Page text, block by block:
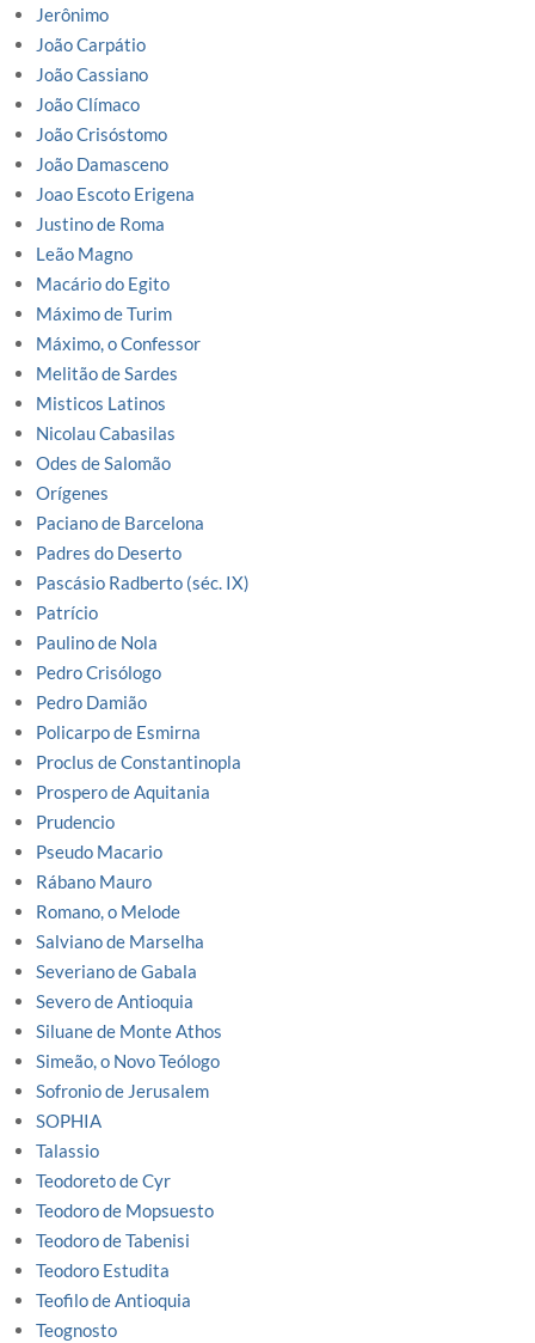
Jerônimo
João Carpátio
João Cassiano
João Clímaco
João Crisóstomo
João Damasceno
Joao Escoto Erigena
Justino de Roma
Leão Magno
Macário do Egito
Máximo de Turim
Máximo, o Confessor
Melitão de Sardes
Misticos Latinos
Nicolau Cabasilas
Odes de Salomão
Orígenes
Paciano de Barcelona
Padres do Deserto
Pascásio Radberto (séc. IX)
Patrício
Paulino de Nola
Pedro Crisólogo
Pedro Damião
Policarpo de Esmirna
Proclus de Constantinopla
Prospero de Aquitania
Prudencio
Pseudo Macario
Rábano Mauro
Romano, o Melode
Salviano de Marselha
Severiano de Gabala
Severo de Antioquia
Siluane de Monte Athos
Simeão, o Novo Teólogo
Sofronio de Jerusalem
SOPHIA
Talassio
Teodoreto de Cyr
Teodoro de Mopsuesto
Teodoro de Tabenisi
Teodoro Estudita
Teofilo de Antioquia
Teognosto